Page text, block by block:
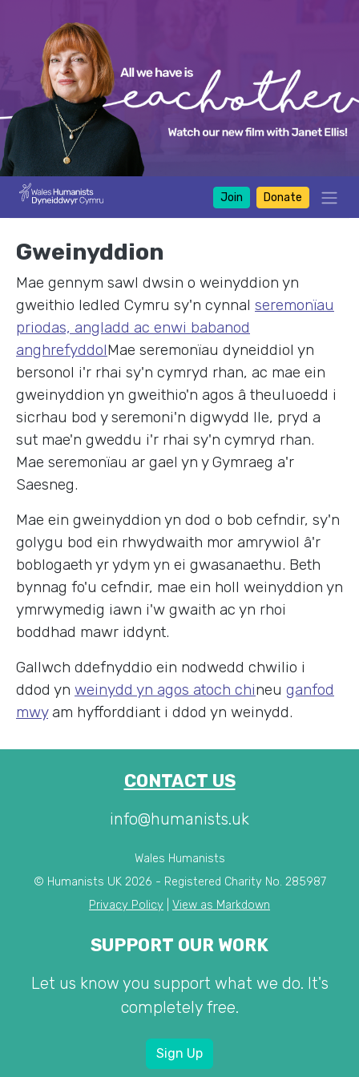
Join Donate
Gweinyddion
Mae gennym sawl dwsin o weinyddion yn
gweithio ledled Cymru sy'n cynnal seremonïau
priodas, angladd ac enwi babanod
anghrefyddolMae seremonïau dyneiddiol yn
bersonol i'r rhai sy'n cymryd rhan, ac mae ein
gweinyddion yn gweithio'n agos â theuluoedd i
sicrhau bod y seremoni'n digwydd lle, pryd a
sut mae'n gweddu i'r rhai sy'n cymryd rhan.
Mae seremonïau ar gael yn y Gymraeg a'r
Saesneg.
Mae ein gweinyddion yn dod o bob cefndir, sy'n
golygu bod ein rhwydwaith mor amrywiol â'r
boblogaeth yr ydym yn ei gwasanaethu. Beth
bynnag fo'u cefndir, mae ein holl weinyddion yn
ymrwymedig iawn i'w gwaith ac yn rhoi
boddhad mawr iddynt.
Gallwch ddefnyddio ein nodwedd chwilio i
ddod yn weinydd yn agos atoch chineu ganfod
mwyam hyfforddiant i ddod yn weinydd.
CONTACT US
info@humanists.uk
Wales Humanists
© Humanists UK 2026 - Registered Charity No. 285987
Privacy Policy
View as Markdown
SUPPORT OUR WORK
Let us know you support what we do. It's
completely free.
Sign Up